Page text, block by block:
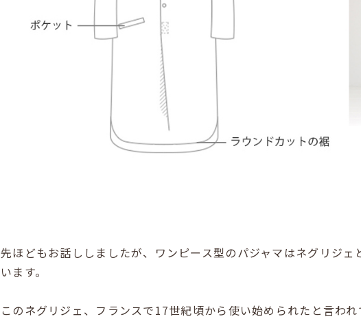
先ほどもお話ししましたが、ワンピース型のパジャマはネグリジ
います。
このネグリジェ、フランスで17世紀頃から使い始められたと言わ